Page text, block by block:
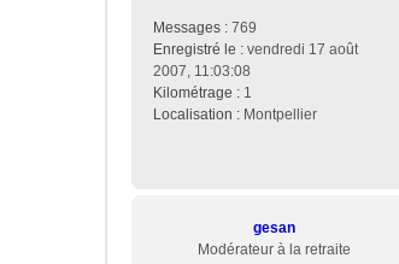
Messages : 769
Enregistré le : vendredi 17 août
2007, 11:03:08
Kilométrage : 1
Localisation : Montpellier
gesan
Modérateur à la retraite